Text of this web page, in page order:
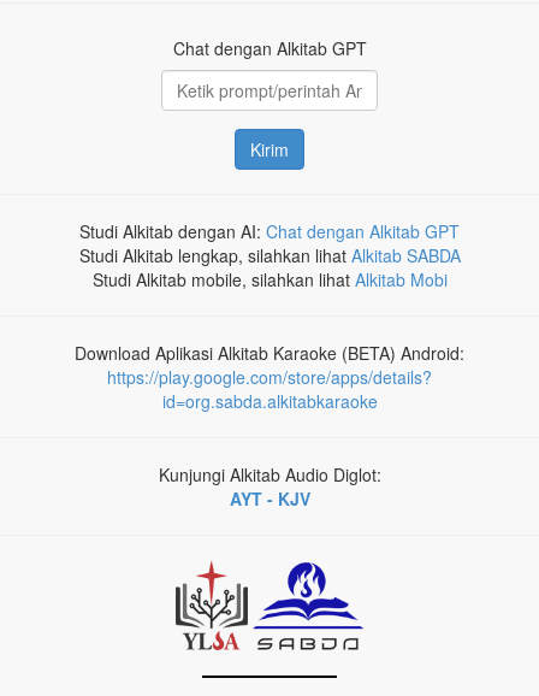
Chat dengan Alkitab GPT
Kirim
Studi Alkitab dengan AI: Chat dengan Alkitab GPT
Studi Alkitab lengkap, silahkan lihat Alkitab SABDA
Studi Alkitab mobile, silahkan lihat Alkitab Mobi
Download Aplikasi Alkitab Karaoke (BETA) Android:
https://play.google.com/store/apps/details?
id=org.sabda.alkitabkaraoke
Kunjungi Alkitab Audio Diglot:
AYT - KJV